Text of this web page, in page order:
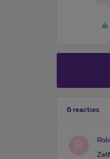
6 reacties
R